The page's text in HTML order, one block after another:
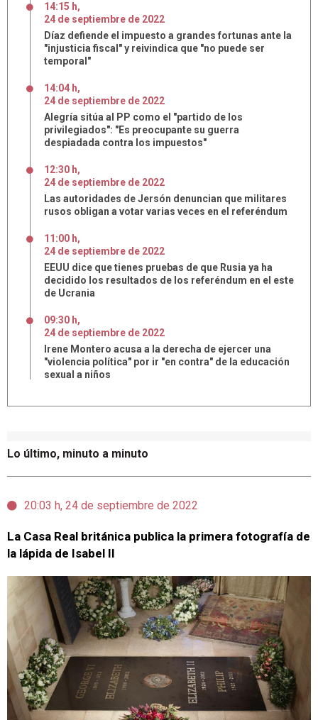
Lo último, minuto a minuto
20:03 h, 24 de septiembre de 2022
La Casa Real británica publica la primera fotografía de
la lápida de Isabel II
14:15 h,
24 de septiembre de 2022
Díaz defiende el impuesto a grandes fortunas ante la
"injusticia fiscal" y reivindica que "no puede ser
temporal"
14:04 h,
24 de septiembre de 2022
Alegría sitúa al PP como el "partido de los
privilegiados": "Es preocupante su guerra
despiadada contra los impuestos"
12:30 h,
24 de septiembre de 2022
Las autoridades de Jersón denuncian que militares
rusos obligan a votar varias veces en el referéndum
11:00 h,
24 de septiembre de 2022
EEUU dice que tienes pruebas de que Rusia ya ha
decidido los resultados de los referéndum en el este
de Ucrania
09:30 h,
24 de septiembre de 2022
Irene Montero acusa a la derecha de ejercer una
"violencia política" por ir "en contra" de la educación
sexual a niños